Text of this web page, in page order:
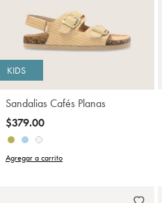
KIDS
Sandalias Cafés Planas
$379.00
Agregar a carrito